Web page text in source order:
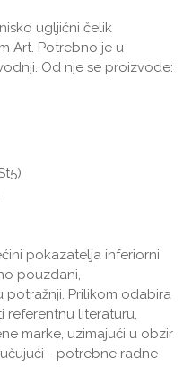
ugljični čelik
Art. Potrebno je u
Od nje se proizvode:
pokazatelja inferiorni
pouzdani,
potražnji. Prilikom odabira
referentnu literaturu,
marke, uzimajući u obzir
- potrebne radne